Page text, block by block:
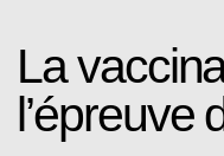
La
l’épreuve